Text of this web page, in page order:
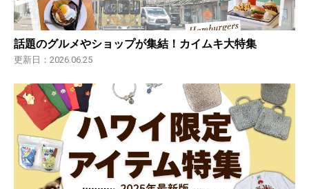
話題のグルメやショップが集結！カイムキ大特集
更新日：2026.06.25